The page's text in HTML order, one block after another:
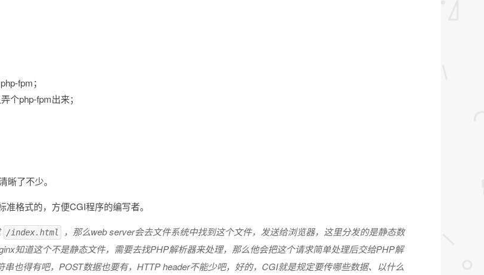
fpm；
个php-fpm出来；
了不少。
格式的，方便CGI程序的编写者。
/index.html
，那么web server会去文件系统中找到这个文件，发送给浏览器，这里分发的是静态数
知道这个不是静态文件，需要去找PHP解析器来处理，那么他会把这个请求简单处理后交给PHP解
也得有吧，POST数据也要有，HTTP header不能少吧，好的，CGI就是规定要传哪些数据、以什么